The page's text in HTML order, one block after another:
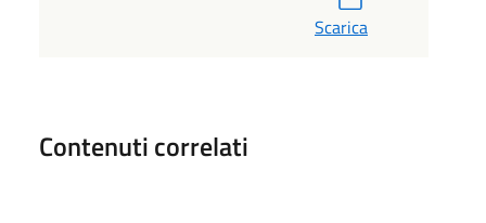
Scarica
Contenuti correlati